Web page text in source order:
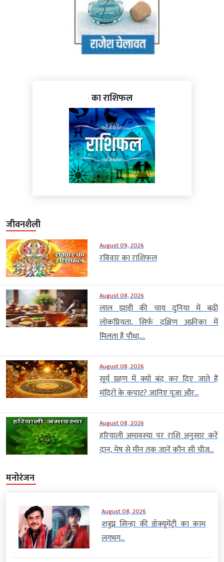
का राशिफल
जीवनशैली
August 09, 2026
रविवार का राशिफल
August 08, 2026
लाल झाड़ी की चाय दुनिया में बढ़ी
लोकप्रियता, सिर्फ दक्षिण अफ्रीका में
मिलता है पौधा,...
August 08, 2026
सूर्य ग्रहण में क्यों बंद कर दिए जाते हैं
मंदिरों के कपाट? जानिए पूजा और...
August 08, 2026
हरियाली अमावस्या पर राशि अनुसार करें
दान, मेष से मीन तक जानें कौन सी चीज...
मनोरंजन
August 08, 2026
शत्रुघ्न सिन्हा की डॉक्यूमेंट्री का काम
लगभग...